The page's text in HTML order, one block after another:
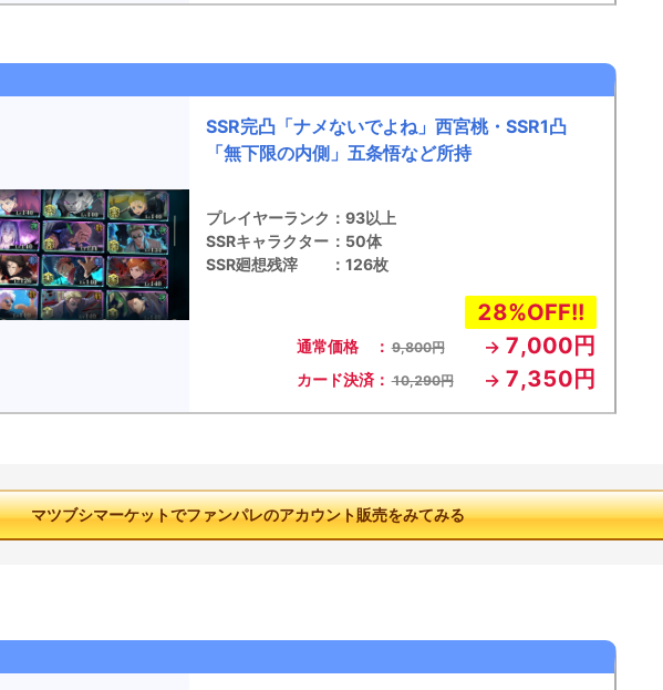
SSR完凸「ナメないでよね」西宮桃・SSR1凸
「無下限の内側」五条悟など所持
プレイヤーランク
SSRキャラクター
SSR廻想残滓
：
：
：
93以上
50体
126枚
28%OFF!!
通常価格 ： 9,800円 → 7,000円
カード決済： 10,290円 → 7,350円
マツブシマーケットでファンパレのアカウント販売をみてみる